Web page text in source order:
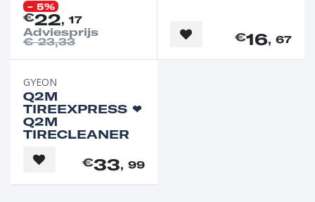
- 5%
€22, 17
Adviesprijs
€23,33 €16, 67
GYEON
Q2M
TIREEXPRESS ❤︎⁠
Q2M
TIRECLEANER
€33, 99